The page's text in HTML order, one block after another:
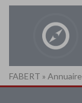
FABERT » Annuaire